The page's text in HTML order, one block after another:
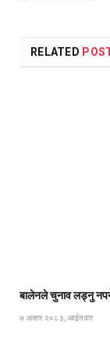
RELATED
बालेनले चुनाव लड्नु
७ असार २०८३, आईतवार